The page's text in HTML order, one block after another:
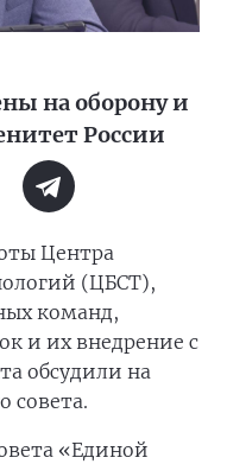
на оборону и
России
Центра
(ЦБСТ),
команд,
и их внедрение с
обсудили на
совета.
«Единой